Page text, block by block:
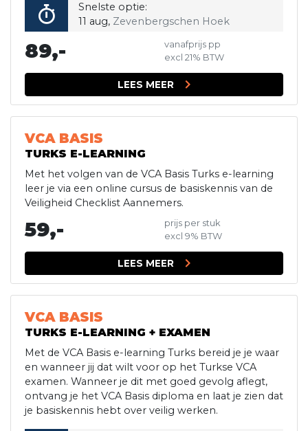
Snelste optie:
11 aug, Zevenbergschen Hoek
89,-
vanafprijs pp
excl 21% BTW
LEES MEER
VCA BASIS
TURKS E-LEARNING
Met het volgen van de VCA Basis Turks e-learning
leer je via een online cursus de basiskennis van de
Veiligheid Checklist Aannemers.
59,-
prijs per stuk
excl 9% BTW
LEES MEER
VCA BASIS
TURKS E-LEARNING + EXAMEN
Met de VCA Basis e-learning Turks bereid je je waar
en wanneer jij dat wilt voor op het Turkse VCA
examen. Wanneer je dit met goed gevolg aflegt,
ontvang je het VCA Basis diploma en laat je zien dat
je basiskennis hebt over veilig werken.